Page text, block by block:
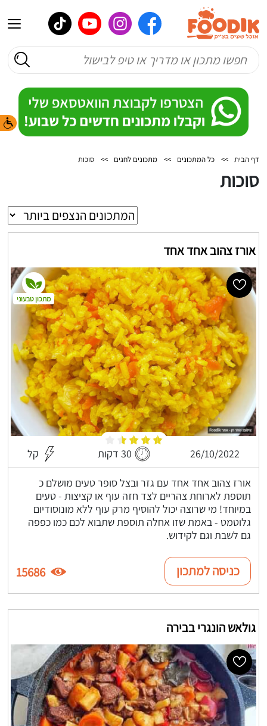
דף הבית >> כל המתכונים >> מתכונים לחגים >> סוכות
סוכות
אורז צהוב אחד אחד
26/10/2022 30 דקות קל
אורז צהוב אחד אחד עם גזר ובצל סופר טעים מושלם כ
תוספת לארוחת צהריים לצד חזה עוף או קציצות - טעים
במיוחד! מי שרוצה יכול להוסיף מרק עוף ללא מונוסודיום
גלוטמט - באמת שזו אחלה תוספת שתבוא לכם כמו כפפה
גם לשבת וגם לקידוש.
מתכון טבעוני
כניסה למתכון 15686
גולאש הונגרי בבירה